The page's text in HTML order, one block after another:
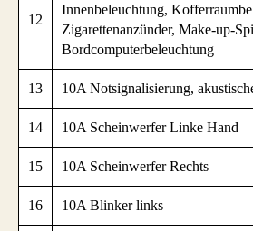
12
Innenbeleuchtung,
Zigarettenanzünder, Make-up-
Bordcomputerbeleuchtung
13 10A Notsignalisierung,
14 10A Scheinwerfer Linke Hand
15 10A Scheinwerfer Rechts
16 10A Blinker links